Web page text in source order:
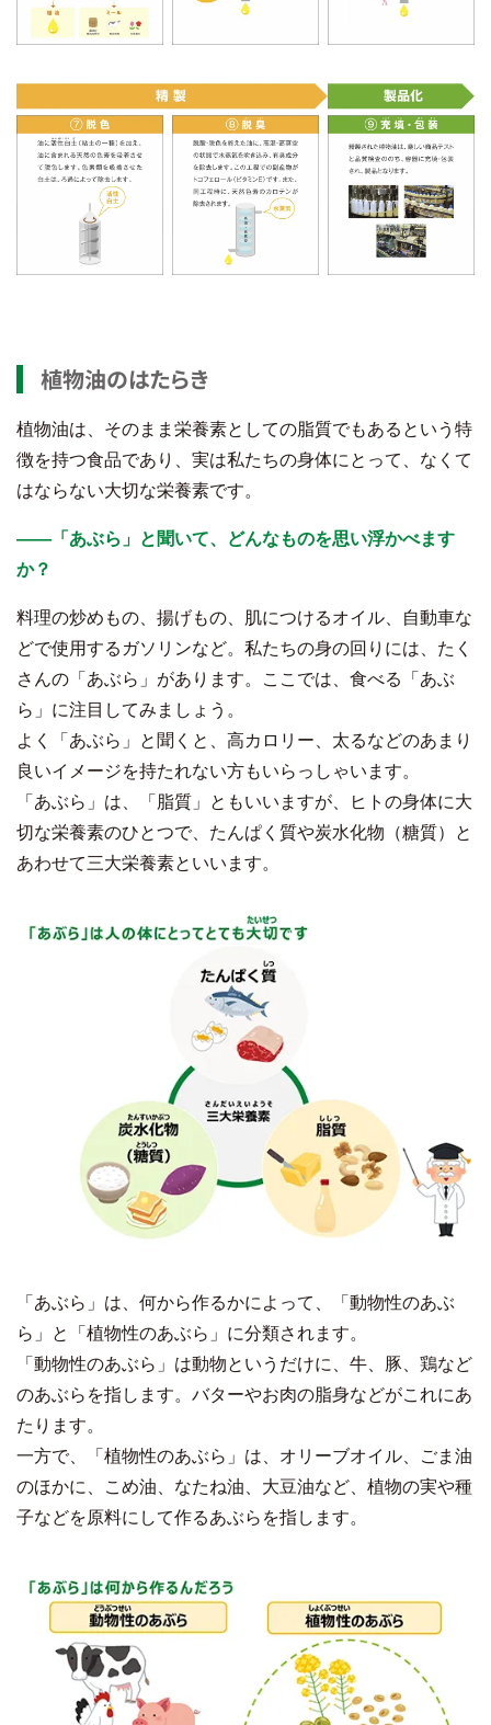
植物油のはたらき
植物油は、そのまま栄養素としての脂質でもあるという特
徴を持つ食品であり、実は私たちの身体にとって、なくて
はならない大切な栄養素です。
――「あぶら」と聞いて、どんなものを思い浮かべます
か？
料理の炒めもの、揚げもの、肌につけるオイル、自動車な
どで使用するガソリンなど。私たちの身の回りには、たく
さんの「あぶら」があります。ここでは、食べる「あぶ
ら」に注目してみましょう。
よく「あぶら」と聞くと、高カロリー、太るなどのあまり
良いイメージを持たれない方もいらっしゃいます。
「あぶら」は、「脂質」ともいいますが、ヒトの身体に大
切な栄養素のひとつで、たんぱく質や炭水化物（糖質）と
あわせて三大栄養素といいます。
「あぶら」は、何から作るかによって、「動物性のあぶ
ら」と「植物性のあぶら」に分類されます。
「動物性のあぶら」は動物というだけに、牛、豚、鶏など
のあぶらを指します。バターやお肉の脂身などがこれにあ
たります。
一方で、「植物性のあぶら」は、オリーブオイル、ごま油
のほかに、こめ油、なたね油、大豆油など、植物の実や種
子などを原料にして作るあぶらを指します。